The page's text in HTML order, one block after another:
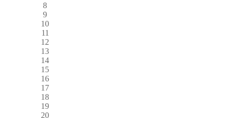
8
9
10
11
12
13
14
15
16
17
18
19
20